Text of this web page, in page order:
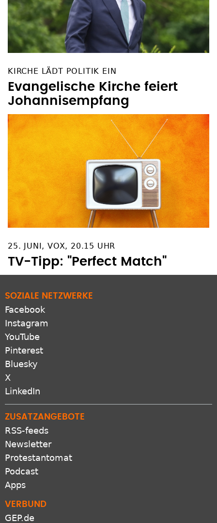
KIRCHE LÄDT POLITIK EIN
Evangelische Kirche feiert
Johannisempfang
25. JUNI, VOX, 20.15 UHR
TV-Tipp: "Perfect Match"
SOZIALE NETZWERKE
Facebook
Instagram
YouTube
Pinterest
Bluesky
X
ZUSATZANGEBOTE
RSS-feeds
Newsletter
Protestantomat
Podcast
VERBUND